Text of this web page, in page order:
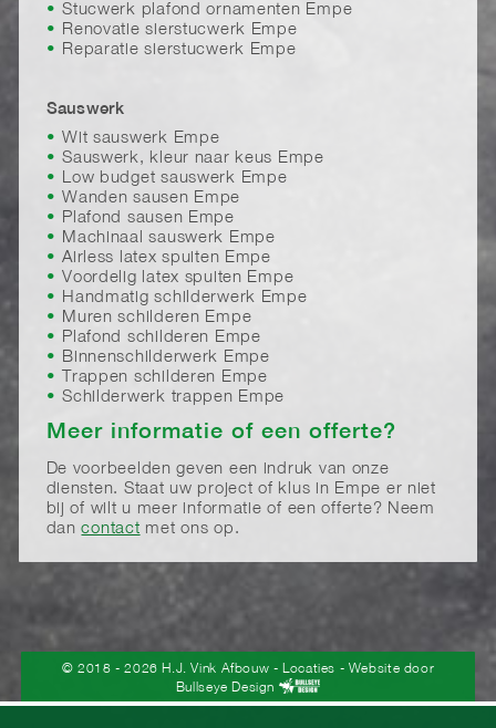
Stucwerk plafond ornamenten Empe
Renovatie sierstucwerk Empe
Reparatie sierstucwerk Empe
Sauswerk
Wit sauswerk Empe
Sauswerk, kleur naar keus Empe
Low budget sauswerk Empe
Wanden sausen Empe
Plafond sausen Empe
Machinaal sauswerk Empe
Airless latex spuiten Empe
Voordelig latex spuiten Empe
Handmatig schilderwerk Empe
Muren schilderen Empe
Plafond schilderen Empe
Binnenschilderwerk Empe
Trappen schilderen Empe
Schilderwerk trappen Empe
Meer informatie of een offerte?
De voorbeelden geven een indruk van onze
diensten. Staat uw project of klus in Empe er niet
bij of wilt u meer informatie of een offerte? Neem
dancontact met ons op.
© 2018 - 2026 H.J. Vink Afbouw - Locaties - Website door
Bullseye Design